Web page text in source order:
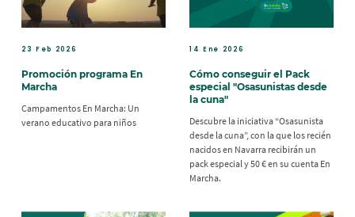
23 Feb 2026
Promoción programa En
Marcha
Campamentos En Marcha: Un
verano educativo para niños
14 Ene 2026
Cómo conseguir el Pack
especial "Osasunistas desde
la cuna"
Descubre la iniciativa “Osasunista
desde la cuna”, con la que los recién
nacidos en Navarra recibirán un
pack especial y 50 € en su cuenta En
Marcha.